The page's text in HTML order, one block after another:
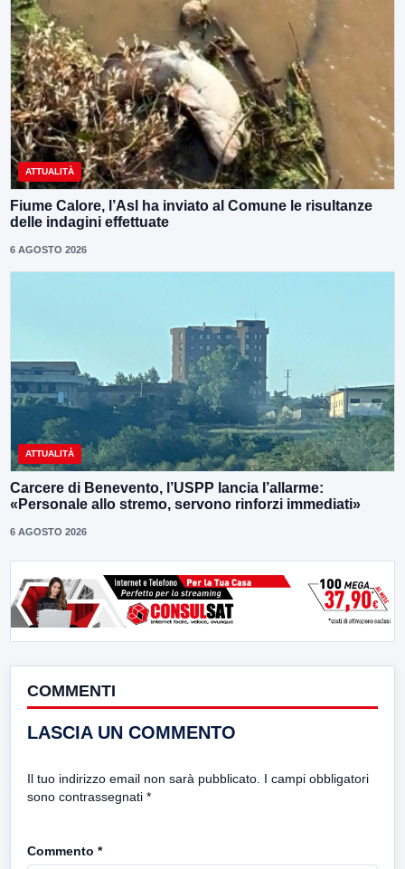
ATTUALITÀ
Fiume Calore, l’Asl ha inviato al Comune le risultanze
delle indagini effettuate
6 AGOSTO 2026
ATTUALITÀ
Carcere di Benevento, l’USPP lancia l’allarme:
«Personale allo stremo, servono rinforzi immediati»
6 AGOSTO 2026
COMMENTI
LASCIA UN COMMENTO
Il tuo indirizzo email non sarà pubblicato. I campi obbligatori
sono contrassegnati *
Commento *